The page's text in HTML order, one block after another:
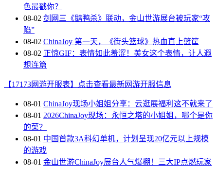
色最戳你？
08-02 剑网三《鹅鸭杀》联动，金山世游展台被玩家“攻
陷”
08-02 ChinaJoy 第一天，《街头篮球》热血直上篮筐
08-02 正惊GIF：表情如此羞涩！美女这个表情，让人遐
想连篇
【17173网游开服表】点击查看最新网游开服信息
08-01 ChinaJoy现场小姐姐分享：云逛展福利这不就来了
08-01 2026ChinaJoy现场：永恒之塔的小姐姐，哪个是你
的菜？
08-01 中国首款3A科幻单机，计划呈现20亿元以上规模
的游戏
08-01 金山世游ChinaJoy展台人气爆棚！三大IP点燃玩家